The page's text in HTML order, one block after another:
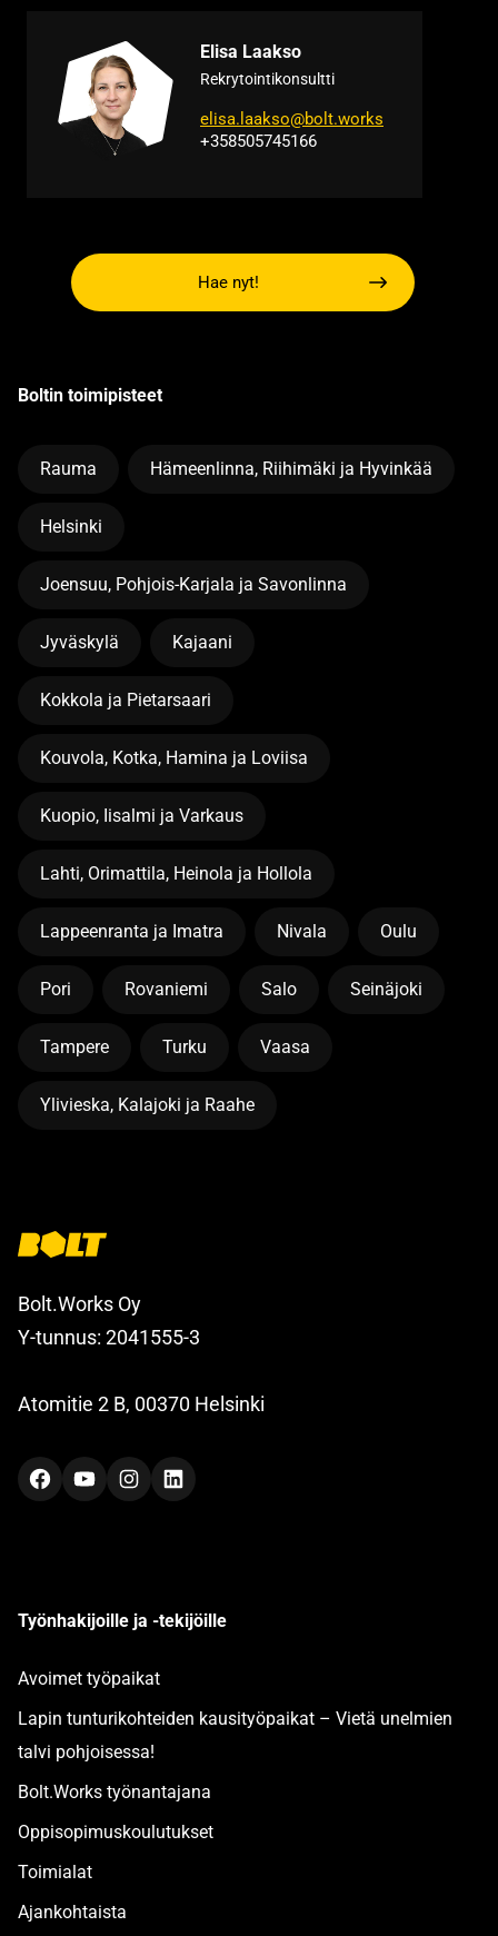
Hae nyt!
Elisa Laakso
Rekrytointikonsultti
elisa.laakso@bolt.works
+358505745166
Boltin toimipisteet
Rauma Hämeenlinna, Riihimäki ja Hyvinkää
Helsinki
Joensuu, Pohjois-Karjala ja Savonlinna
Jyväskylä Kajaani
Kokkola ja Pietarsaari
Kouvola, Kotka, Hamina ja Loviisa
Kuopio, Iisalmi ja Varkaus
Lahti, Orimattila, Heinola ja Hollola
Lappeenranta ja Imatra Nivala Oulu
Pori Rovaniemi Salo Seinäjoki
Tampere Turku Vaasa
Ylivieska, Kalajoki ja Raahe
Bolt.Works Oy
Y-tunnus: 2041555-3
Atomitie 2 B, 00370 Helsinki
FacebookYouTubeInstagramLinkedIn
Työnhakijoille ja -tekijöille
Avoimet työpaikat
Lapin tunturikohteiden kausityöpaikat – Vietä unelmien
talvi pohjoisessa!
Bolt.Works työnantajana
Oppisopimuskoulutukset
Toimialat
Ajankohtaista